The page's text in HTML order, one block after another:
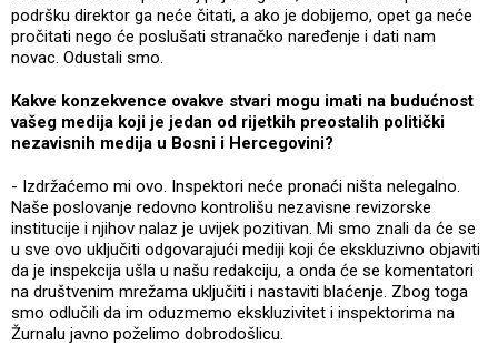
podršku direktor ga neće čitati, a ako je dobijemo, opet ga neće
pročitati nego će poslušati stranačko naređenje i dati nam
novac. Odustali smo.
Kakve konzekvence ovakve stvari mogu imati na budućnost
vašeg medija koji je jedan od rijetkih preostalih politički
nezavisnih medija u Bosni i Hercegovini?
- Izdržaćemo mi ovo. Inspektori neće pronaći ništa nelegalno.
Naše poslovanje redovno kontrolišu nezavisne revizorske
institucije i njihov nalaz je uvijek pozitivan. Mi smo znali da će se
u sve ovo uključiti odgovarajući mediji koji će ekskluzivno objaviti
da je inspekcija ušla u našu redakciju, a onda će se komentatori
na društvenim mrežama uključiti i nastaviti blaćenje. Zbog toga
smo odlučili da im oduzmemo ekskluzivitet i inspektorima na
Žurnalu javno poželimo dobrodošlicu.